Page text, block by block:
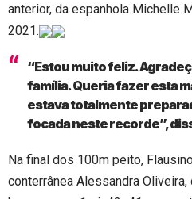
anterior, da espanhola Michelle
2021.
“Estou muito feliz.
família. Queria fazer esta
estava totalmente
focada neste recorde”,
Na final dos 100m peito,
conterrânea Alessandra